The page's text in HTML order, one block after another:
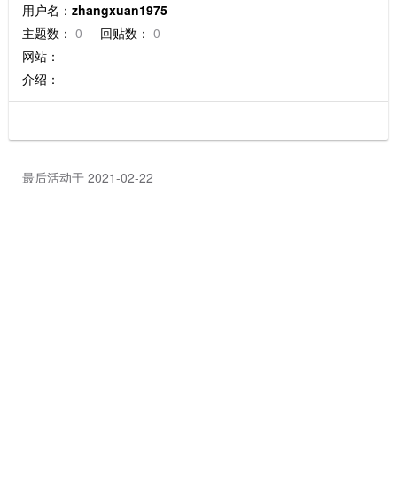
用户名： zhangxuan1975
主题数： 0 回贴数： 0
网站：
介绍：
最后活动于 2021-02-22